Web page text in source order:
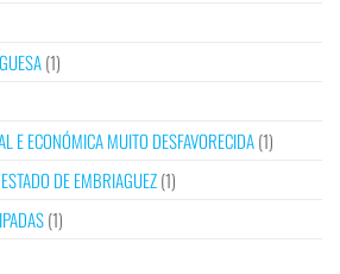
(1)
E ECONÓMICA MUITO DESFAVORECIDA(1)
DE EMBRIAGUEZ(1)
(1)